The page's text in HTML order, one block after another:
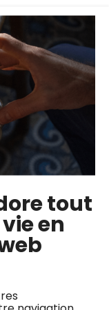
tout
en
. Sans pré-
vidéos